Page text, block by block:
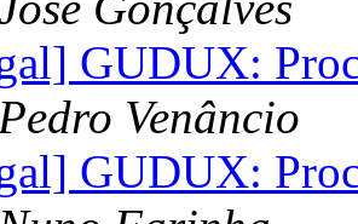
GUDUX:
Venâncio
GUDUX: